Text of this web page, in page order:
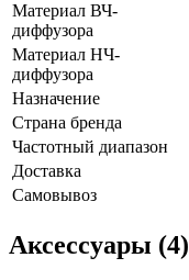
Материал ВЧ-
диффузора
Материал НЧ-
диффузора
Назначение
Страна бренда
Частотный диапазон
Доставка
Самовывоз
Аксессуары (4)